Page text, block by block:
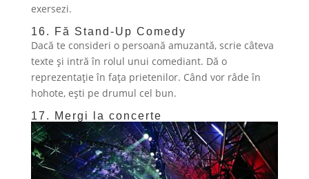
exersezi.
16. Fă Stand-Up Comedy
Dacă te consideri o persoană amuzantă, scrie câteva
texte și intră în rolul unui comediant. Dă o
reprezentație în fața prietenilor. Când vor râde în
hohote, ești pe drumul cel bun.
17. Mergi la concerte